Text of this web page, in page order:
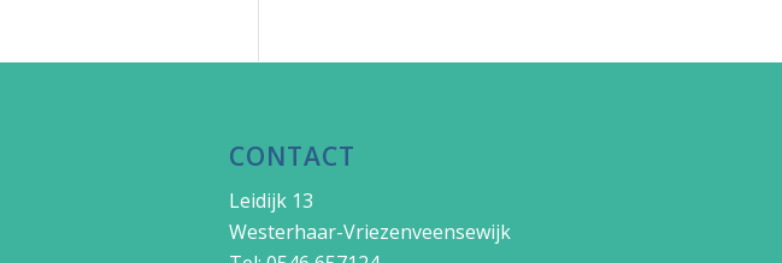
CONTACT
Leidijk 13
Westerhaar-Vriezenveensewijk